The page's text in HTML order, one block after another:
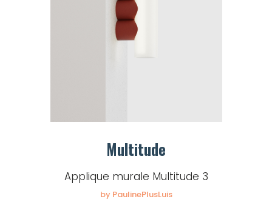
Multitude
Applique murale Multitude 3
by PaulinePlusLuis